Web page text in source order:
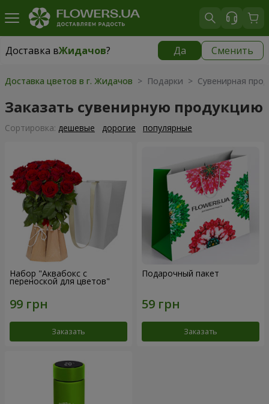
Доставка вЖидачов? Да Сменить
Доставка вЖидачов|
Доставка цветов в г. Жидачов > Подарки > Сувенирная
Заказать сувенирную продукцию
Cортировка: дешевые дорогие популярные
Набор "Аквабокс с
переноской для цветов"
Заказать
Подарочный пакет
Заказать